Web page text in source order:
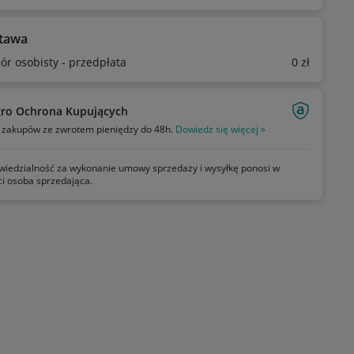
osobisty - przedpłata 0 zł
Ochrona Kupujących
zakupów ze zwrotem pieniędzy do 48h. Dowiedz się więcej »
za wykonanie umowy sprzedaży i wysyłkę ponosi w
osoba sprzedająca.